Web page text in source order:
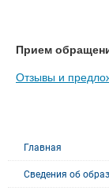
Прием
Отзывы и
Главная
Сведения об